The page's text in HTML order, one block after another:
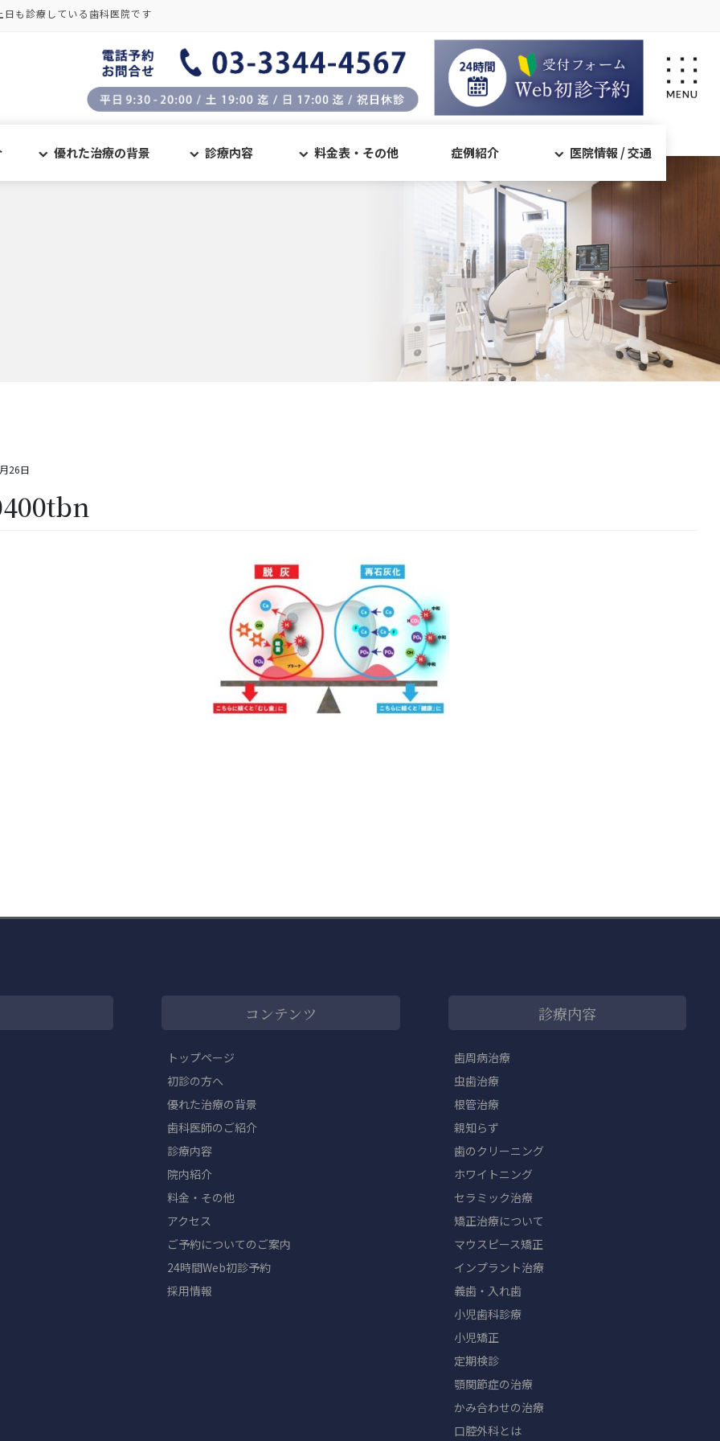
も診療している歯科医院です
優れた治療の背景 診療内容 料金表・その他 症例紹介 医院情報 / 交通
26日
コンテンツ
トップページ
初診の方へ
優れた治療の背景
歯科医師のご紹介
診療内容
院内紹介
料金・その他
アクセス
ご予約についてのご案内
24時間Web初診予約
採用情報
診療内容
歯周病治療
虫歯治療
根管治療
親知らず
歯のクリーニング
ホワイトニング
セラミック治療
矯正治療について
マウスピース矯正
インプラント治療
義歯・入れ歯
小児歯科診療
小児矯正
定期検診
顎関節症の治療
かみ合わせの治療
口腔外科とは